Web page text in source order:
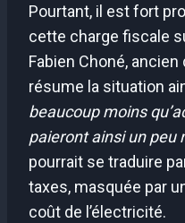
Pourtant, il est fort
cette charge fiscale
Fabien Choné,
résume la situation
beaucoup moins
paieront ainsi un peu
pourrait se traduire
taxes, masquée par
coût de l’électricité.